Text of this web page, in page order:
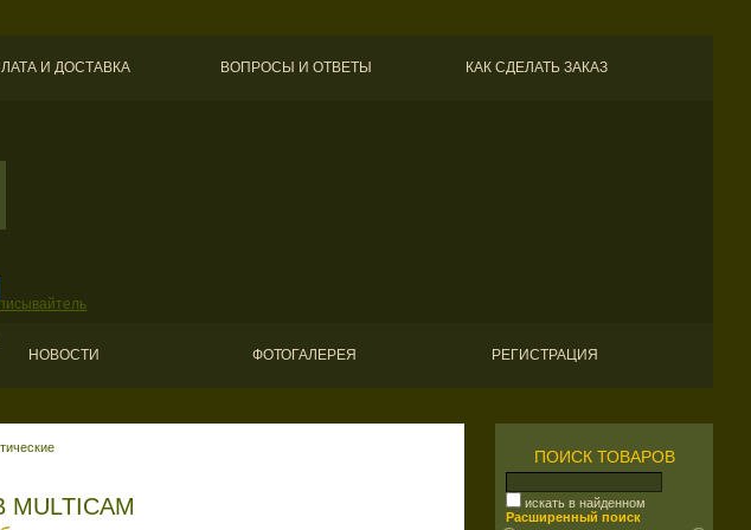
И ДОСТАВКА ВОПРОСЫ И ОТВЕТЫ КАК СДЕЛАТЬ ЗАКАЗ
НОВОСТИ ФОТОГАЛЕРЕЯ РЕГИСТРАЦИЯ
ПОИСК ТОВАРОВ
искать в найденном
Расширенный поиск